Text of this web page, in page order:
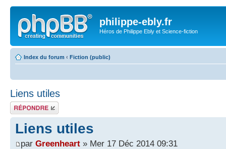
philippe-ebly.fr
Héros de Philippe Ebly et Science-fiction
Index du forum ‹ Fiction (public)
Liens utiles
Répondre
Liens utiles
par Greenheart » Mer 17 Déc 2014 09:31